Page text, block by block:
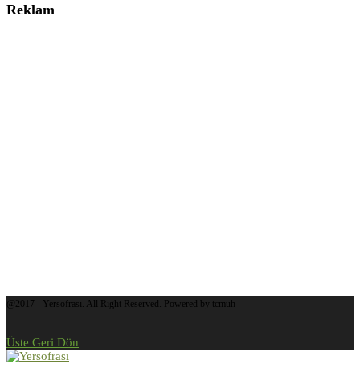
Reklam
@2017 - Yersofrası. All Right Reserved. Powered by tcmuh
Üste Geri Dön